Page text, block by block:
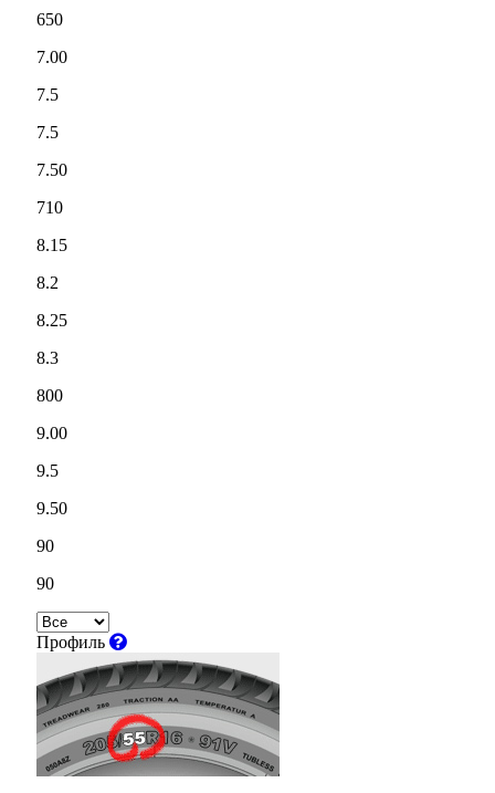
650
7.00
7.5
7.5
7.50
710
8.15
8.2
8.25
8.3
800
9.00
9.5
9.50
90
90
Профиль